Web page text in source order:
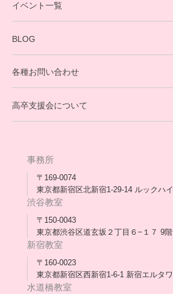
英会話・海外留学コース
寮生活サポート
卒業生の今
アウトリーチ支援
[家庭訪問カウンセリング]
イベント一覧
BLOG
保護者交流だより一覧
会長コラム一覧
各種お問い合わせ
高卒支援会について
メディア出演
スタッフ紹介
合格・進路実績
協力団体
事務所
〒169-0074
東京都新宿区北新宿1-29-14 ルックハ
渋谷教室
〒150-0043
東京都渋谷区道玄坂２丁目６−１７ 9階
新宿教室
〒160-0023
東京都新宿区西新宿1-6-1 新宿エルタ
水道橋教室